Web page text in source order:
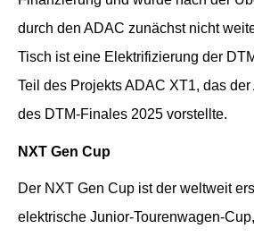
durch den ADAC zunächst nicht
Tisch ist eine Elektrifizierung der
Teil des Projekts ADAC XT1, das
des DTM-Finales 2025 vorstellte.
NXT Gen Cup
Der NXT Gen Cup ist der weltweit
elektrische Junior-Tourenwagen-